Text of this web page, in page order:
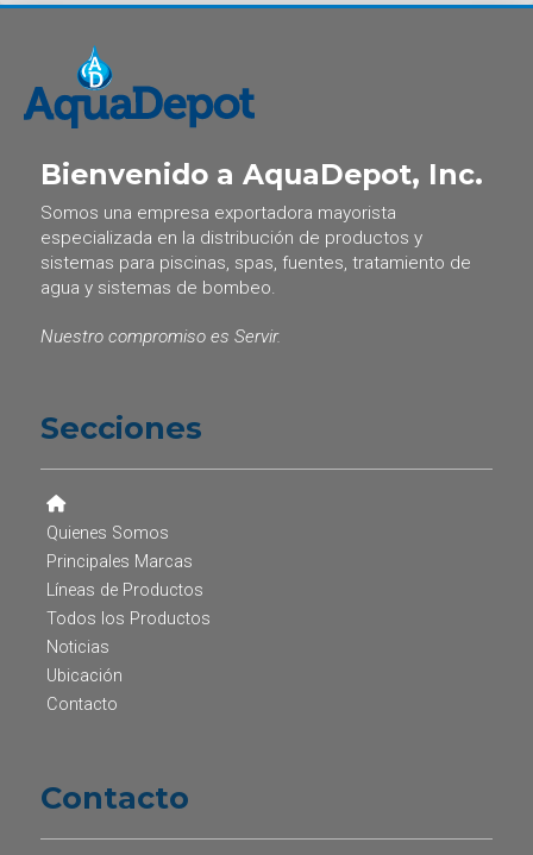
Bienvenido a AquaDepot, Inc.
Somos una empresa exportadora mayorista
especializada en la distribución de productos y
sistemas para piscinas, spas, fuentes, tratamiento de
agua y sistemas de bombeo.
Nuestro compromiso es Servir.
Secciones
Quienes Somos
Principales Marcas
Líneas de Productos
Todos los Productos
Noticias
Ubicación
Contacto
Contacto